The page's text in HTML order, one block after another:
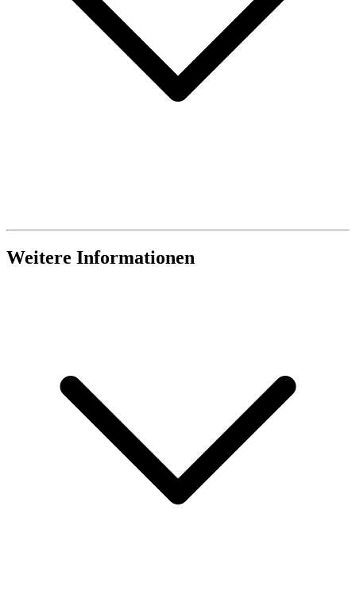
Weitere Informationen